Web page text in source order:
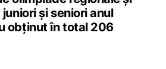
și seniori anul
obținut în total 206